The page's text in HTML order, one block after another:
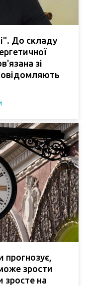
До складу
зі
прогнозує,
зрости
зросте на